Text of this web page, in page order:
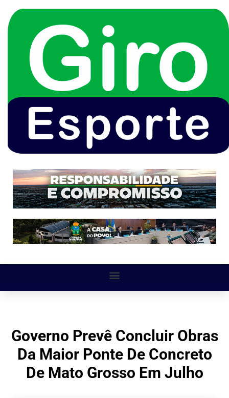
Governo Prevê Concluir Obras
Da Maior Ponte De Concreto
De Mato Grosso Em Julho